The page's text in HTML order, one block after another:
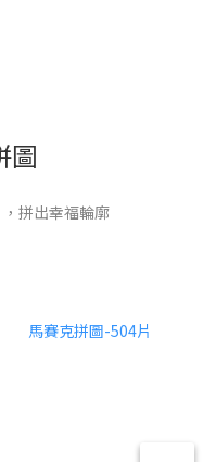
圖
拼出幸福輪廓